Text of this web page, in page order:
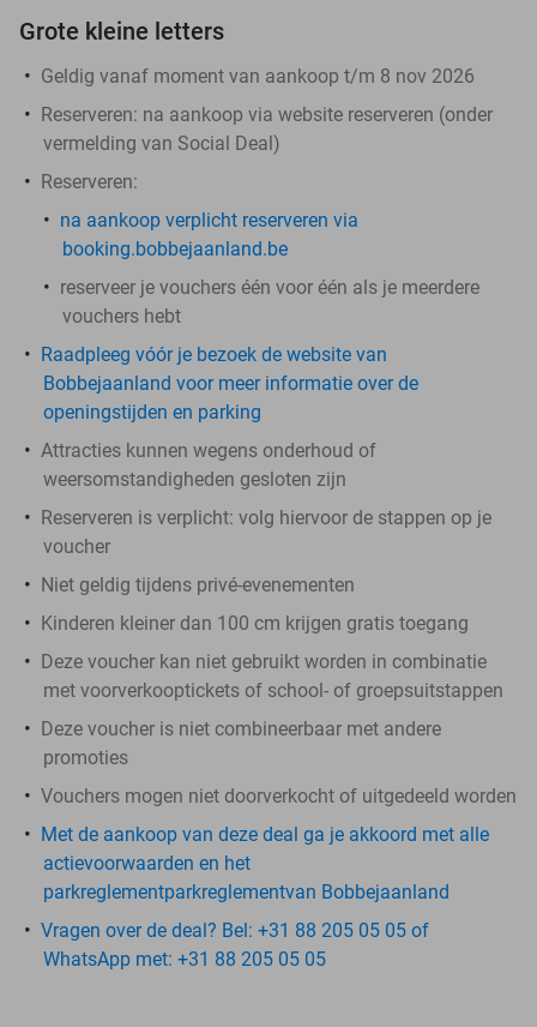
Grote kleine letters
Geldig vanaf moment van aankoop t/m 8 nov 2026
Reserveren: na aankoop via website reserveren (onder
vermelding van Social Deal)
Reserveren:
na aankoop verplicht reserveren via
booking.bobbejaanland.be
reserveer je vouchers één voor één als je meerdere
vouchers hebt
Raadpleeg vóór je bezoek de website van
Bobbejaanland voor meer informatie over de
openingstijden en parking
Attracties kunnen wegens onderhoud of
weersomstandigheden gesloten zijn
Reserveren is verplicht: volg hiervoor de stappen op je
voucher
Niet geldig tijdens privé-evenementen
Kinderen kleiner dan 100 cm krijgen gratis toegang
Deze voucher kan niet gebruikt worden in combinatie
met voorverkooptickets of school- of groepsuitstappen
Deze voucher is niet combineerbaar met andere
promoties
Vouchers mogen niet doorverkocht of uitgedeeld worden
Met de aankoop van deze deal ga je akkoord met alle
actievoorwaarden en het
parkreglementparkreglementvan Bobbejaanland
Vragen over de deal? Bel: +31 88 205 05 05 of
WhatsApp met: +31 88 205 05 05